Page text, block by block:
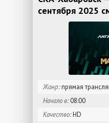
сентября 2025
Жанр:прямая
Начало в:08:00
Качество:HD